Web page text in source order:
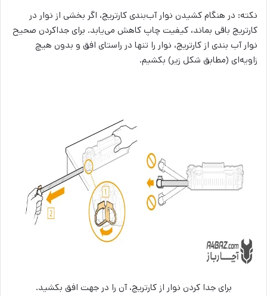
نکته: در هنگام کشیدن نوار آب‌بندی کارتریج، اگر بخشی از نوار در
کارتریج باقی بماند، کیفیت چاپ کاهش می‌یابد. برای جداکردن صحیح
نوار آب بندی از کارتریج، نوار را تنها در راستای افق و بدون هیچ
زاویه‌ای (مطابق شکل زیر) بکشیم.
برای جدا کردن نوار از کارتریج، آن را در جهت افق بکشید.